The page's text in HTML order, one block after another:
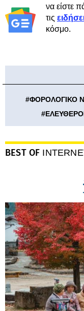
να είστε
τις
κόσμο.
#ΦΟΡΟΛΟΓΙΚΟ
#
BEST OF